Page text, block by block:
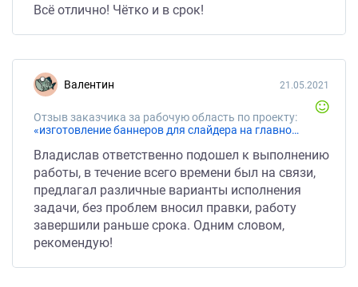
Всё отлично! Чётко и в срок!
Валентин
Отзыв заказчика за рабочую область по проекту:
«изготовление баннеров для слайдера на главной странице сайта»
21.05.2021
Владислав ответственно подошел к выполнению
работы, в течение всего времени был на связи,
предлагал различные варианты исполнения
задачи, без проблем вносил правки, работу
завершили раньше срока. Одним словом,
рекомендую!